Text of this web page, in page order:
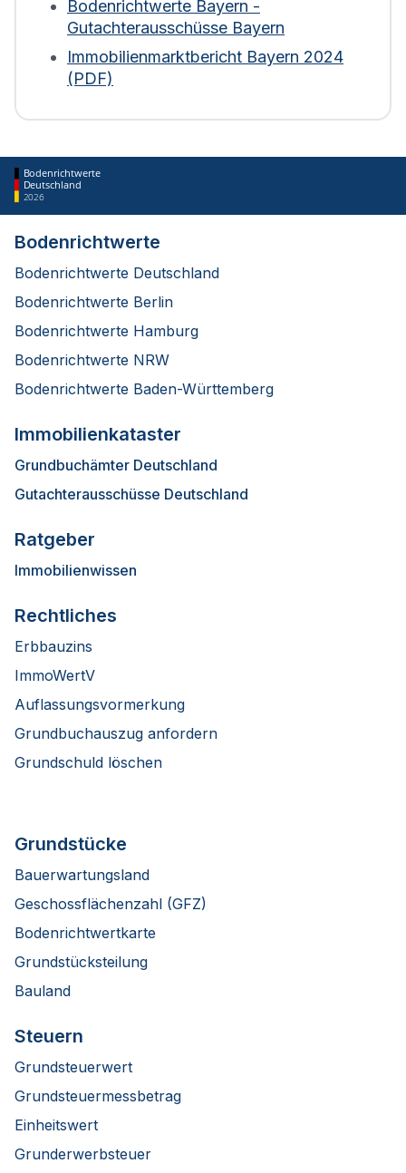
der Immobilie fließen ein. Bei Wohngebäuden wird
die Fläche zudem mit einem Abschlag von 30 %
bewertet. Diese Regelung gilt für die Berechnung
ab 2025.
Bodenrichtwerte Bayern -
Gutachterausschüsse Bayern
Immobilienmarktbericht Bayern 2024
(PDF)
Bodenrichtwerte
Deutschland
2026
Bodenrichtwerte
Bodenrichtwerte Deutschland
Bodenrichtwerte Berlin
Bodenrichtwerte Hamburg
Bodenrichtwerte NRW
Bodenrichtwerte Baden-Württemberg
Immobilienkataster
Grundbuchämter Deutschland
Gutachterausschüsse Deutschland
Ratgeber
Immobilienwissen
Rechtliches
Erbbauzins
ImmoWertV
Auflassungsvormerkung
Grundbuchauszug anfordern
Grundschuld löschen
Grundstücke
Bauerwartungsland
Geschossflächenzahl (GFZ)
Bodenrichtwertkarte
Grundstücksteilung
Bauland
Steuern
Grundsteuerwert
Grundsteuermessbetrag
Einheitswert
Grunderwerbsteuer